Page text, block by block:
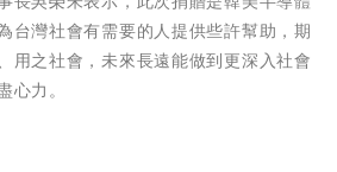
台灣社會有需要的人提供些許幫助，期
用之社會，未來長遠能做到更深入社會
力。